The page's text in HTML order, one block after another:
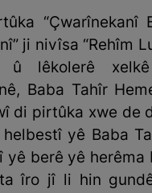
“Çwarînekanî
ji nivîsa “Rehîm
û lêkolerê xelkê
Baba Tahîr
di pirtûka xwe de
helbestî yê Baba
yê berê yê herêma
îro jî li hin